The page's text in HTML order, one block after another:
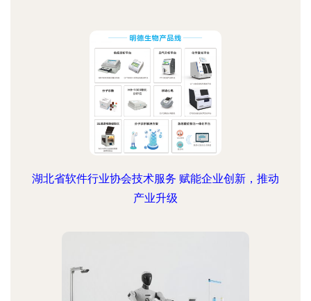
湖北省软件行业协会技术服务 赋能企业创新，推动
产业升级